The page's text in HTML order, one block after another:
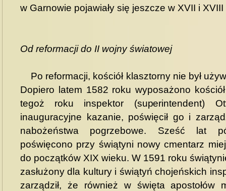
w Garnowie pojawiały się jeszcze w XVII i
Od reformacji do II wojny światowej
Po reformacji, kościół klasztorny nie był
Dopiero latem 1582 roku wyposażono
tegoż roku inspektor (superintendent)
inauguracyjne kazanie, poświęcił go i
nabożeństwa pogrzebowe. Sześć lat
poświęcono przy świątyni nowy cmentarz
do początków XIX wieku. W 1591 roku
zasłużony dla kultury i świątyń chojeńskich
zarządził, że również w święta